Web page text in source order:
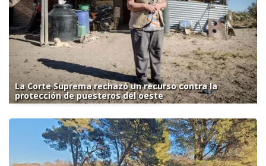
La Corte Suprema rechazó un recurso contra la
protección de puesteros del oeste